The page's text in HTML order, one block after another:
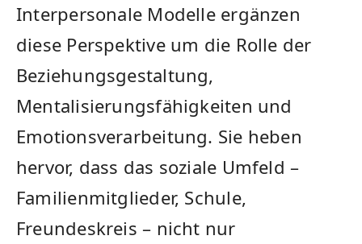
Interpersonale Modelle ergänzen
diese Perspektive um die Rolle der
Beziehungsgestaltung,
Mentalisierungsfähigkeiten und
Emotionsverarbeitung. Sie heben
hervor, dass das soziale Umfeld –
Familienmitglieder, Schule,
Freundeskreis – nicht nur